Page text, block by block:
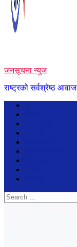
जनसूचना न्युज
राष्ट्रको सर्वश्रेष्ठ आवाज
Search
for: